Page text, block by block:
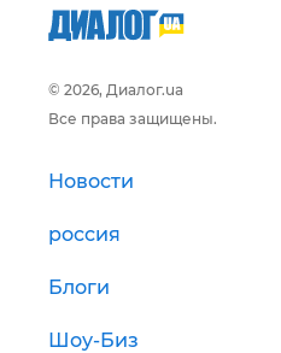
© 2026, Диалог.ua
Все права защищены.
Новости
россия
Блоги
Шоу-Биз